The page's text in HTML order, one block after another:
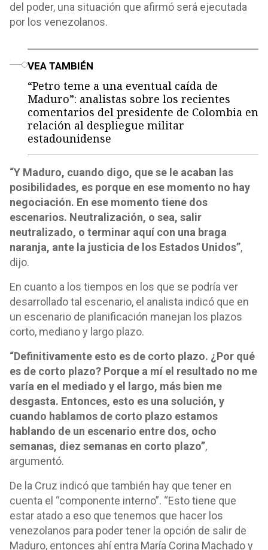
del poder, una situación que afirmó será ejecutada
por los venezolanos.
VEA TAMBIÉN
“Petro teme a una eventual caída de
Maduro”: analistas sobre los recientes
comentarios del presidente de Colombia en
relación al despliegue militar
estadounidense
“Y Maduro, cuando digo, que se le acaban las
posibilidades, es porque en ese momento no hay
negociación. En ese momento tiene dos
escenarios. Neutralización, o sea, salir
neutralizado, o terminar aquí con una braga
naranja, ante la justicia de los Estados Unidos”,
dijo.
En cuanto a los tiempos en los que se podría ver
desarrollado tal escenario, el analista indicó que en
un escenario de planificación manejan los plazos
corto, mediano y largo plazo.
“Definitivamente esto es de corto plazo. ¿Por qué
es de corto plazo? Porque a mí el resultado no me
varía en el mediado y el largo, más bien me
desgasta. Entonces, esto es una solución, y
cuando hablamos de corto plazo estamos
hablando de un escenario entre dos, ocho
semanas, diez semanas en corto plazo”,
argumentó.
De la Cruz indicó que también hay que tener en
cuenta el “componente interno”. “Esto tiene que
estar atado a eso que tenemos que hacer los
venezolanos para poder tener la opción de salir de
Maduro, entonces ahí entra María Corina Machado y